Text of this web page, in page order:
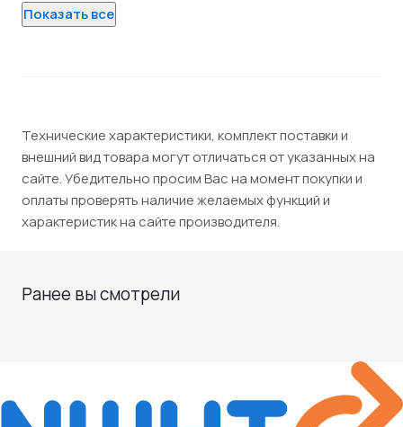
Показать все
Технические характеристики, комплект поставки и
внешний вид товара могут отличаться от указанных на
сайте. Убедительно просим Вас на момент покупки и
оплаты проверять наличие желаемых функций и
характеристик на сайте производителя.
Ранее вы смотрели